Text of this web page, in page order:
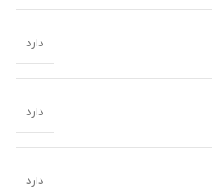
دارد
دارد
دارد